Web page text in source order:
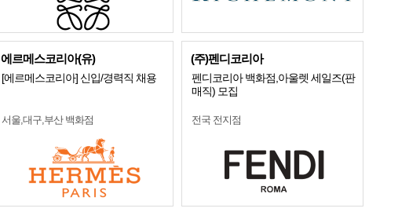
에르메스코리아(유)
[에르메스코리아] 신입/경력직 채용
서울,대구,부산 백화점
(주)펜디코리아
펜디코리아 백화점,아울렛 세일즈(판
매직) 모집
전국 전지점